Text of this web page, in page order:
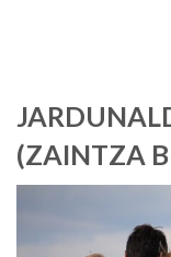
(ZAINTZA